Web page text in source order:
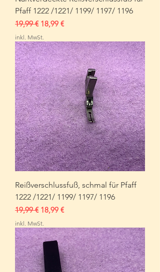
Pfaff 1222 /1221/ 1199/ 1197/ 1196
Standardpreis
19,99 € Sale-Preis
18,99 €
inkl. MwSt.
Reißverschlussfuß, schmal für Pfaff
1222 /1221/ 1199/ 1197/ 1196
Standardpreis
19,99 € Sale-Preis
18,99 €
inkl. MwSt.